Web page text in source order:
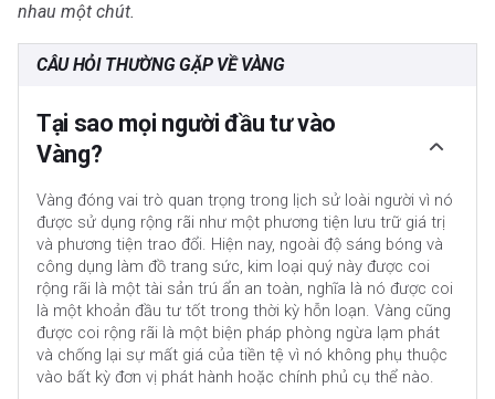
nhau một chút.
CÂU HỎI THƯỜNG GẶP VỀ VÀNG
Tại sao mọi người đầu tư vào
Vàng?
Vàng đóng vai trò quan trọng trong lịch sử loài người vì nó
được sử dụng rộng rãi như một phương tiện lưu trữ giá trị
và phương tiện trao đổi. Hiện nay, ngoài độ sáng bóng và
công dụng làm đồ trang sức, kim loại quý này được coi
rộng rãi là một tài sản trú ẩn an toàn, nghĩa là nó được coi
là một khoản đầu tư tốt trong thời kỳ hỗn loạn. Vàng cũng
được coi rộng rãi là một biện pháp phòng ngừa lạm phát
và chống lại sự mất giá của tiền tệ vì nó không phụ thuộc
vào bất kỳ đơn vị phát hành hoặc chính phủ cụ thể nào.